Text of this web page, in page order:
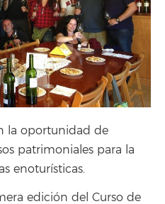
la oportunidad de
patrimoniales para la
enoturísticas.
edición del Curso de